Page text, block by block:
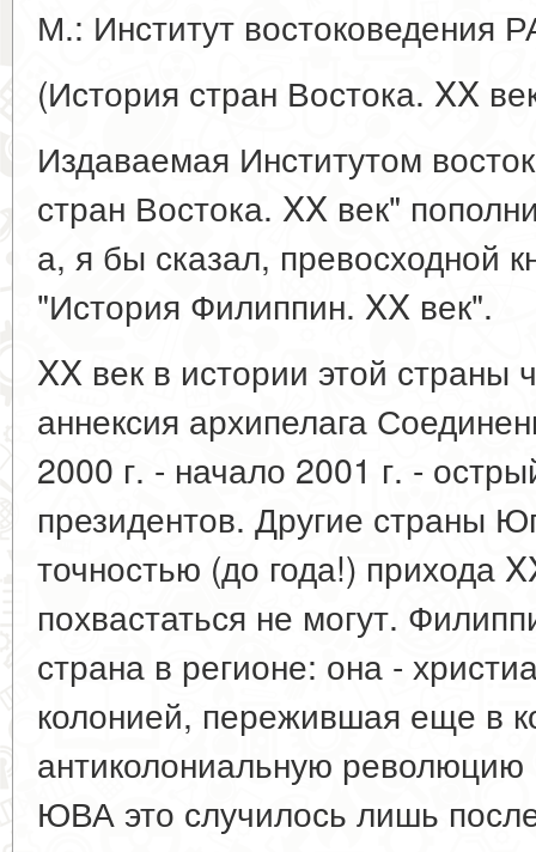
М.: Институт востоковедения
(История стран Востока. XX
Издаваемая Институтом
стран Востока. XX век"
а, я бы сказал, превосходной
"История Филиппин. XX век".
XX век в истории этой страны
аннексия архипелага
2000 г. - начало 2001 г. -
президентов. Другие страны
точностью (до года!) прихода
похвастаться не могут.
страна в регионе: она -
колонией, пережившая еще в
антиколониальную революцию
ЮВА это случилось лишь